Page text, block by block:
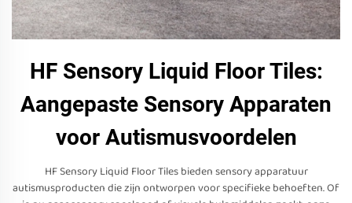
HF Sensory Liquid Floor Tiles:
Aangepaste Sensory Apparaten
voor Autismusvoordelen
HF Sensory Liquid Floor Tiles bieden sensory apparatuur
autismusproducten die zijn ontworpen voor specifieke behoeften. Of